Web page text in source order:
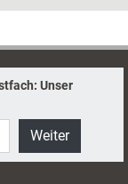
Unser
Weiter